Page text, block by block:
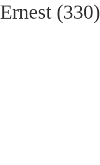
(330)